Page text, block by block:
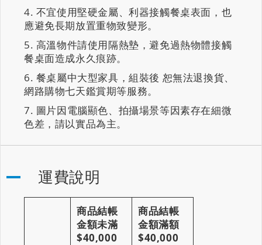
不宜使用堅硬金屬、利器接觸餐桌表面，也
應避免長期放置重物致變形。
高溫物件請使用隔熱墊，避免過熱物體接觸
餐桌面造成永久痕跡。
餐桌屬中大型家具，組裝後 恕無法退換貨、
網路購物七天鑑賞期等服務。
圖片因電腦顯色、拍攝場景等因素存在細微
色差，請以實品為主。
運費說明
商品結帳
金額未滿
$40,000
商品結帳
金額滿額
$40,000